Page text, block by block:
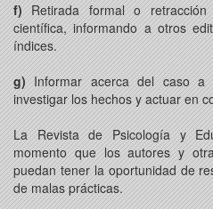
f)Retirada formal o
científica, informando a otros
índices.
g)Informar acerca del caso a
investigar los hechos y actuar en
La Revista de Psicología y
momento que los autores y
puedan tener la oportunidad de
de malas prácticas.